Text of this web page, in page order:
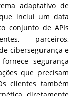
adaptativo de
inclui um data
conjunto de APIs
parceiros,
cibersegurança e
segurança
que precisam
clientes também